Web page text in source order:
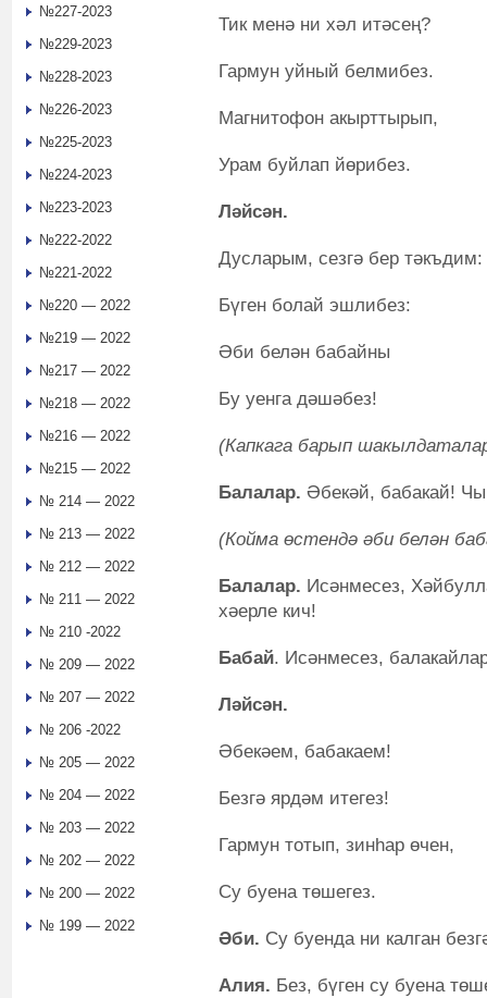
Тик менә ни хәл итәсең?
Гармун уйный белмибез.
Магнитофон акырттырып,
Урам буйлап йөрибез.
Ләйсән.
Дусларым, сезгә бер тәкъдим:
Бүген болай эшлибез:
Әби белән бабайны
Бу уенга дәшәбез!
(Капкага барып
Балалар. Әбекәй, бабакай!
(Койма өстендә әби белән
Балалар. Исәнмесез,
хәерле кич!
Бабай. Исәнмесез,
Ләйсән.
Әбекәем, бабакаем!
Безгә ярдәм итегез!
Гармун тотып, зинһар өчен,
Су буена төшегез.
Әби. Су буенда ни калган
Алия. Без, бүген су буена
№227-2023
№229-2023
№228-2023
№226-2023
№225-2023
№224-2023
№223-2023
№222-2022
№221-2022
№220 — 2022
№219 — 2022
№217 — 2022
№218 — 2022
№216 — 2022
№215 — 2022
№ 214 — 2022
№ 213 — 2022
№ 212 — 2022
№ 211 — 2022
№ 210 -2022
№ 209 — 2022
№ 207 — 2022
№ 206 -2022
№ 205 — 2022
№ 204 — 2022
№ 203 — 2022
№ 202 — 2022
№ 200 — 2022
№ 199 — 2022